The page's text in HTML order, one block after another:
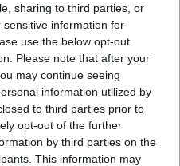
sharing to third parties, or
information for
use the below opt-out
Please note that after your
may continue seeing
information utilized by
to third parties prior to
opt-out of the further
by third parties on the
This information may
ahol Budapest új
Képekkel próbálják
ha letér a kijelölt
és az Országházon kívül
vagy Újpestet.